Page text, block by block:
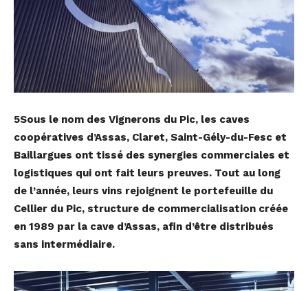
5Sous le nom des Vignerons du Pic, les caves
coopératives d’Assas, Claret, Saint-Gély-du-Fesc et
Baillargues ont tissé des synergies commerciales et
logistiques qui ont fait leurs preuves. Tout au long
de l’année, leurs vins rejoignent le portefeuille du
Cellier du Pic, structure de commercialisation créée
en 1989 par la cave d’Assas, afin d’être distribués
sans intermédiaire.